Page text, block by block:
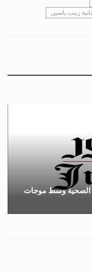
زينب ياسين
الصحية وسط موجات